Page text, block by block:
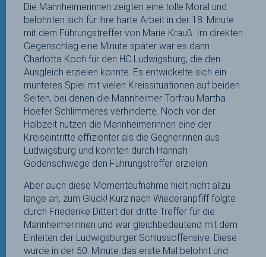
Die Mannheimerinnen zeigten eine tolle Moral und
belohnten sich für ihre harte Arbeit in der 18. Minute
mit dem Führungstreffer von Marie Krauß. Im direkten
Gegenschlag eine Minute später war es dann
Charlotta Koch für den HC Ludwigsburg, die den
Ausgleich erzielen konnte. Es entwickelte sich ein
munteres Spiel mit vielen Kreissituationen auf beiden
Seiten, bei denen die Mannheimer Torfrau Martha
Hoefer Schlimmeres verhinderte. Noch vor der
Halbzeit nutzen die Mannheimerinnen eine der
Kreiseintritte effizienter als die Gegnerinnen aus
Ludwigsburg und konnten durch Hannah
Godenschwege den Führungstreffer erzielen.
Aber auch diese Momentaufnahme hielt nicht allzu
lange an, zum Glück! Kurz nach Wiederanpfiff folgte
durch Friederike Dittert der dritte Treffer für die
Mannheimerinnen und war gleichbedeutend mit dem
Einleiten der Ludwigsburger Schlussoffensive. Diese
wurde in der 50. Minute das erste Mal belohnt und